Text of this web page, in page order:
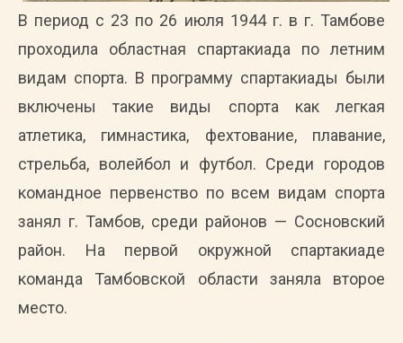
В период с 23 по 26 июля 1944 г. в г. Тамбове
проходила областная спартакиада по летним
видам спорта. В программу спартакиады были
включены такие виды спорта как легкая
атлетика, гимнастика, фехтование, плавание,
стрельба, волейбол и футбол. Среди городов
командное первенство по всем видам спорта
занял г. Тамбов, среди районов — Сосновский
район. На первой окружной спартакиаде
команда Тамбовской области заняла второе
место.